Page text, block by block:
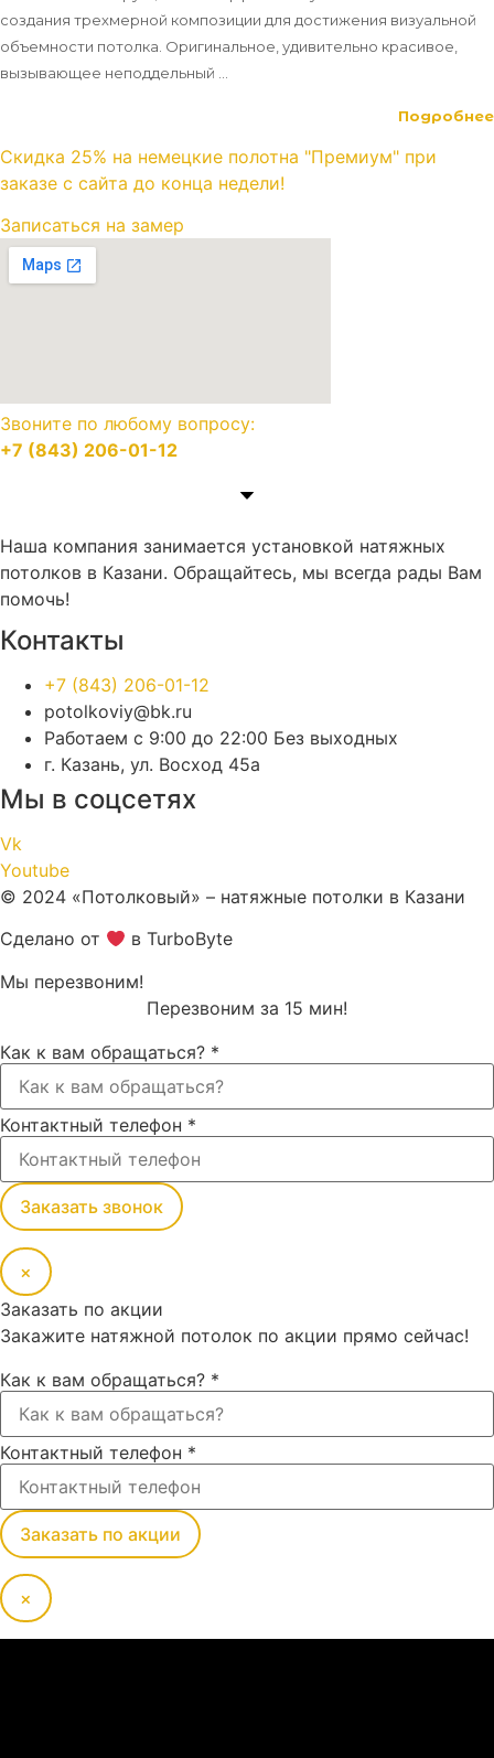
создания трехмерной композиции для достижения визуальной
объемности потолка. Оригинальное, удивительно красивое,
вызывающее неподдельный ...
Подробнее
Скидка 25% на немецкие полотна "Премиум" при
заказе с сайта до конца недели!
Записаться на замер
Звоните по любому вопросу:
+7 (843) 206-01-12
Наша компания занимается установкой натяжных
потолков в Казани. Обращайтесь, мы всегда рады Вам
помочь!
Контакты
+7 (843) 206-01-12
potolkoviy@bk.ru
Работаем с 9:00 до 22:00 Без выходных
г. Казань, ул. Восход 45а
Мы в соцсетях
Vk
Youtube
© 2024 «Потолковый» – натяжные потолки в Казани
Сделано от
в TurboByte
Мы перезвоним!
Перезвоним за 15 мин!
Как к вам обращаться? *
Контактный телефон *
Заказать звонок
×
Заказать по акции
Закажите натяжной потолок по акции прямо сейчас!
Как к вам обращаться? *
Контактный телефон *
Заказать по акции
×